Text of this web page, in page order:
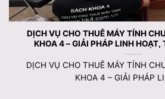
DỊCH VỤ CHO THUÊ MÁY TÍNH
KHOA 4 – GIẢI PHÁP LINH HOẠT,
DỊCH VỤ CHO THUÊ MÁY TÍNH
KHOA 4 – GIẢI PHÁP